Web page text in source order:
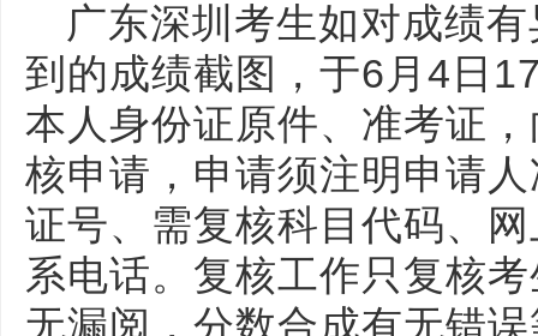
广东深圳考生如对成绩
到的成绩截图，于6月4日
本人身份证原件、准考证
核申请，申请须注明申请
证号、需复核科目代码、
系电话。复核工作只复核
无漏阅，分数合成有无错